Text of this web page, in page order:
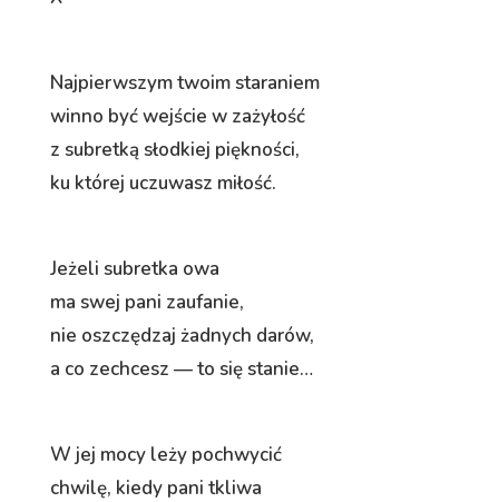
Najpierwszym twoim staraniem
winno być wejście w zażyłość
z subretką słodkiej piękności,
ku której uczuwasz miłość.
Jeżeli subretka owa
ma swej pani zaufanie,
nie oszczędzaj żadnych darów,
a co zechcesz — to się stanie…
W jej mocy leży pochwycić
chwilę, kiedy pani tkliwa